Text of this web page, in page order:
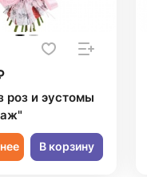
роз и эустомы
В корзину